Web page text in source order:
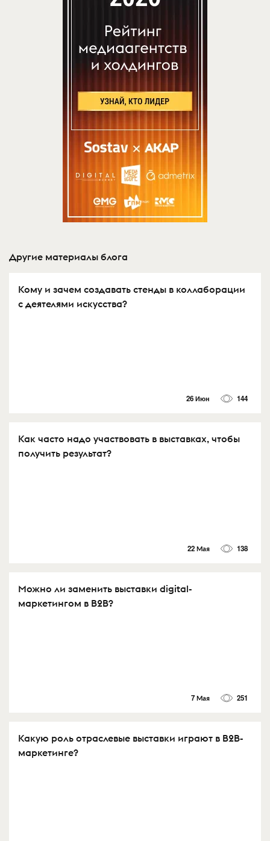
Другие материалы блога
Кому и зачем создавать стенды в коллаборации
с деятелями искусства?
26 Июн 144
Как часто надо участвовать в выставках, чтобы
получить результат?
22 Мая 138
Можно ли заменить выставки digital-
маркетингом в B2B?
7 Мая 251
Какую роль отраслевые выставки играют в B2B-
маркетинге?